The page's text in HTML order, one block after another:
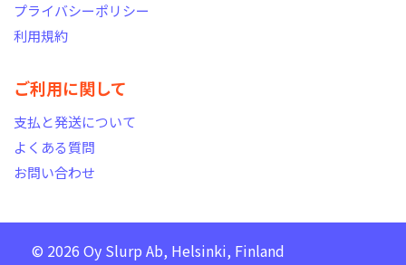
プライバシーポリシー
利用規約
ご利用に関して
支払と発送について
よくある質問
お問い合わせ
© 2026 Oy Slurp Ab, Helsinki, Finland